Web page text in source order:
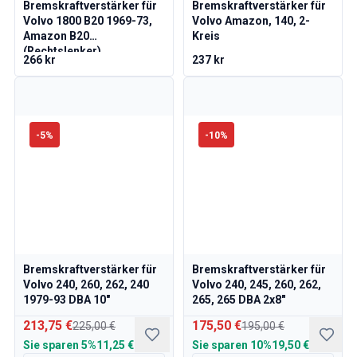
Volvo 1800 Bremsanlage
Volvo 1800 Kraftstoff-/Auspuffanlage
Volvo 1800 KarosserieErsatzteile
Volvo 1800 Kühlsystem
Volvo 1800 Elektrische Ausrüstung
Volvo 140/164 Ersatzteile
Volvo 140/164 KarosserieErsatzteile
Volvo 140/164 Bremssystem
Volvo 140/164 Kühlsystem
Volvo 140/164 Elektrische Ausrüstung
Bremskraftverstärker für
Volvo 1800 B20 1969-73,
Amazon B20
(Rechtslenker)
266 kr
Bremskraftverstärker für
Volvo Amazon, 140, 2-
Kreis
237 kr
-5%
Bremskraftverstärker für
Volvo 240, 260, 262, 240
1979-93 DBA 10"
213,75 €225,00 €
Sie sparen 5%11,25 €
-10%
Bremskraftverstärker für
Volvo 240, 245, 260, 262,
265, 265 DBA 2x8"
175,50 €195,00 €
Sie sparen 10%19,50 €